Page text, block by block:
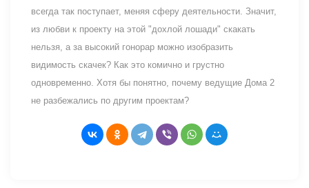
всегда так поступает, меняя сферу деятельности. Значит,
из любви к проекту на этой "дохлой лошади" скакать
нельзя, а за высокий гонорар можно изобразить
видимость скачек? Как это комично и грустно
одновременно. Хотя бы понятно, почему ведущие Дома 2
не разбежались по другим проектам?